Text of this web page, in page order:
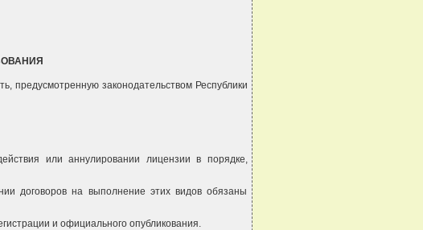
предусмотренную законодательством Республики
или аннулировании лицензии в порядке,
договоров на выполнение этих видов обязаны
и официального опубликования.